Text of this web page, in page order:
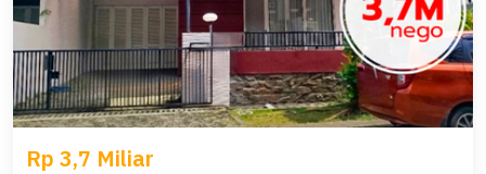
Rp 3,7 Miliar